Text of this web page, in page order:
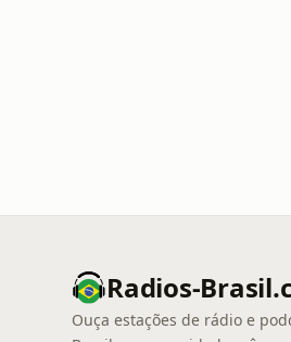
Radios-
Ouça estações de rádio e